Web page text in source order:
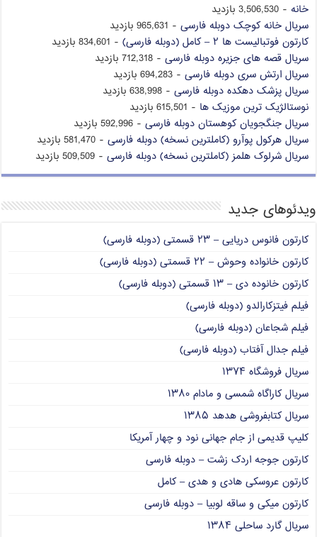
خانه - 3,506,530 بازدید
سریال خانه کوچک دوبله فارسی - 965,631 بازدید
کارتون فوتبالیست ها ۲ – کامل (دوبله فارسی)
- 834,601 بازدید
سریال قصه های جزیره دوبله فارسی - 712,318 بازدید
سریال ارتش سری دوبله فارسی - 694,283 بازدید
سریال پزشک دهکده دوبله فارسی - 638,998 بازدید
نوستالژیک ترین موزیک ها - 615,501 بازدید
سریال جنگجویان کوهستان دوبله فارسی - 592,996 بازدید
سریال هرکول پوآرو (کاملترین نسخه) دوبله فارسی - 581,470 بازدید
سریال شرلوک هلمز (کاملترین نسخه) دوبله فارسی - 509,509 بازدید
ویدئوهای جدید
کارتون فانوس دریایی – ۲۳ قسمتی (دوبله فارسی)
کارتون خانواده وحوش – ۲۲ قسمتی (دوبله فارسی)
کارتون خانوده دی – ۱۳ قسمتی (دوبله فارسی)
فیلم فیتزکارالدو (دوبله فارسی)
فیلم شجاعان (دوبله فارسی)
فیلم جدال آفتاب (دوبله فارسی)
سریال فروشگاه ۱۳۷۴
سریال کاراگاه شمسی و مادام ۱۳۸۰
سریال کتابفروشی هدهد ۱۳۸۵
کلیپ قدیمی از جام جهانی نود و چهار آمریکا
کارتون جوجه اردک زشت – دوبله فارسی
کارتون عروسکی هادی و هدی – کامل
کارتون میکی و ساقه لوبیا – دوبله فارسی
سریال گارد ساحلی ۱۳۸۴